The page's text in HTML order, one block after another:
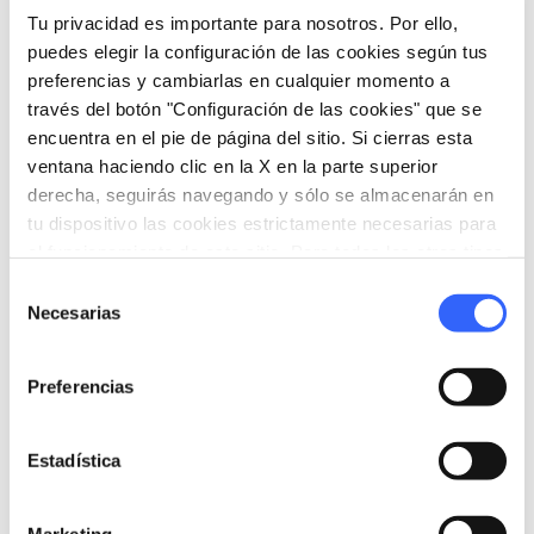
Tu privacidad es importante para nosotros. Por ello,
puedes elegir la configuración de las cookies según tus
preferencias y cambiarlas en cualquier momento a
través del botón "Configuración de las cookies" que se
encuentra en el pie de página del sitio. Si cierras esta
ventana haciendo clic en la X en la parte superior
derecha, seguirás navegando y sólo se almacenarán en
tu dispositivo las cookies estrictamente necesarias para
Necesarias
Preferencias
Estadística
pistoiamusei.it